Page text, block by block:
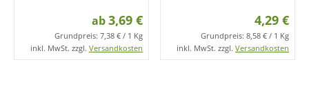
ab3,69 €
Grundpreis: 7,38 € / 1 Kg
inkl. MwSt. zzgl. Versandkosten
4,29 €
Grundpreis: 8,58 € / 1 Kg
inkl. MwSt. zzgl. Versandkosten